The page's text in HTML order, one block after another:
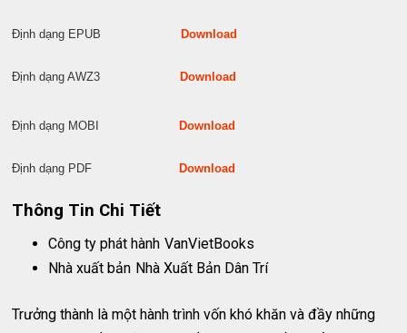
Định dạng EPUB Download
Định dạng AWZ3 Download
Định dạng MOBI Download
Định dạng PDF Download
Thông Tin Chi Tiết
Công ty phát hành VanVietBooks
Nhà xuất bản Nhà Xuất Bản Dân Trí
Trưởng thành là một hành trình vốn khó khăn và đầy những